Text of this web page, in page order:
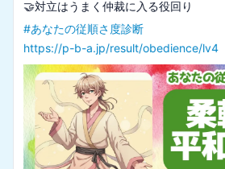
#あなたの従順さ度診断
https://p-b-a.jp/result/obedience/lv4